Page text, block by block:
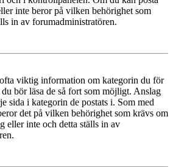
inte beror på vilken behörighet som
in av forumadministratören.
viktig information om kategorin du för
bör läsa de så fort som möjligt. Anslag
sida i kategorin de postats i. Som med
det på vilken behörighet som krävs om
eller inte och detta ställs in av